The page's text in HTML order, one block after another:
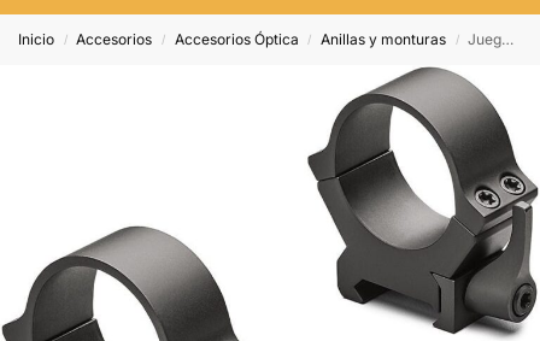
Inicio / Accesorios / Accesorios Óptica / Anillas y monturas / Juego De Anillas Leupold Qrw2 30mm. [Desmontables] – Altas